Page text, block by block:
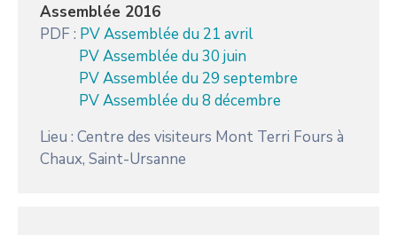
Assemblée 2016
PDF : PV Assemblée du 21 avril
PV Assemblée du 30 juin
PV Assemblée du 29 septembre
PV Assemblée du 8 décembre
Lieu : Centre des visiteurs Mont Terri Fours à
Chaux, Saint-Ursanne